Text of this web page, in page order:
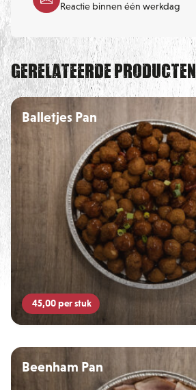
Reactie binnen één werkdag
Gerelateerde producten
Balletjes Pan
45,00per stuk
Beenham Pan